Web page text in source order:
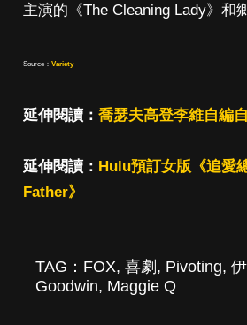
主演的《The Cleaning Lady》和
Source： Variety
延伸閱讀： 喬瑟夫高登李維自編
延伸閱讀： Hulu預訂女版《追愛
Father》
TAG： FOX, 喜劇 , Pivoting,
Goodwin, Maggie Q